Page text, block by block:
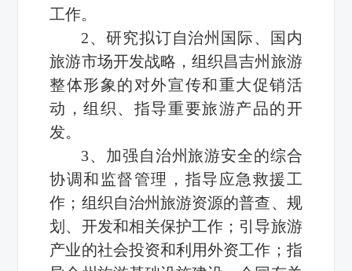
工作。
2、研究拟订自治州国际、国内
旅游市场开发战略，组织昌吉州旅游
整体形象的对外宣传和重大促销活
动，组织、指导重要旅游产品的开
发。
3、加强自治州旅游安全的综合
协调和监督管理，指导应急救援工
作；组织自治州旅游资源的普查、规
划、开发和相关保护工作；引导旅游
产业的社会投资和利用外资工作；指